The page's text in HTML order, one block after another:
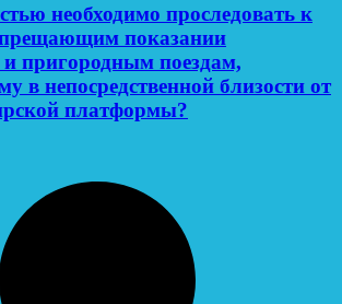
необходимо проследовать к
показании
пригородным поездам,
в непосредственной близости от
платформы?